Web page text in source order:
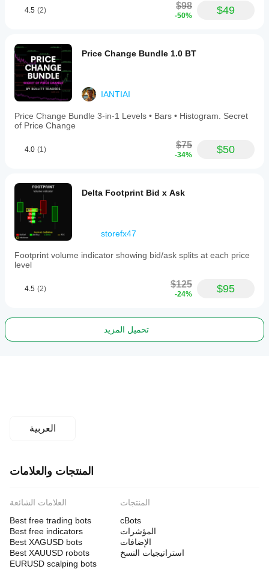
4.5 (2) $98
-50% $49
Price Change Bundle 1.0 BT
IANTIAI
Price Change Bundle 3-in-1 Levels • Bars • Histogram. Secret
of Price Change
4.0 (1) $75
-34% $50
Delta Footprint Bid x Ask
storefx47
Footprint volume indicator showing bid/ask splits at each price
level
4.5 (2) $125
-24% $95
تحميل المزيد
العربية
المنتجات والعلامات
العلامات الشائعة
Best free trading bots
Best free indicators
Best XAGUSD bots
Best XAUUSD robots
EURUSD scalping bots
المنتجات
cBots
المؤشرات
الإضافات
استراتيجيات النسخ